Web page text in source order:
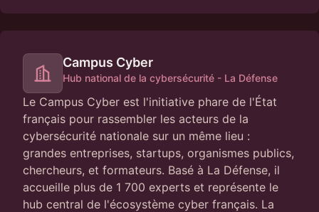
Campus Cyber
Hub national de la cybersécurité - La Défense
Le Campus Cyber est l'initiative phare de l'État
français pour rassembler les acteurs de la
cybersécurité nationale sur un même lieu :
grandes entreprises, startups, organismes publics,
chercheurs, et formateurs. Basé à La Défense, il
accueille plus de 1 700 experts et représente le
hub central de l'écosystème cyber français. La